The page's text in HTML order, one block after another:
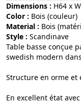
Dimensions : H64 x
Color :
bois (couleur)
Material :
bois
Style :
scandinave
Table basse conçue
swedish modern
Structure en orme et
En excellent état